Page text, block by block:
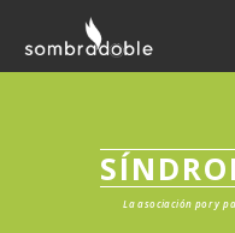
La asociación por y